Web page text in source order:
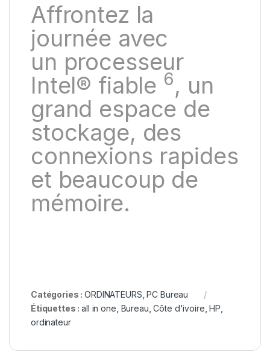
Affrontez la
journée avec
un processeur
Intel® fiable 6, un
grand espace de
stockage, des
connexions rapides
et beaucoup de
mémoire.
Catégories :ORDINATEURS,PC Bureau
Étiquettes :all in one, Bureau,Côte d'ivoire,HP,
ordinateur